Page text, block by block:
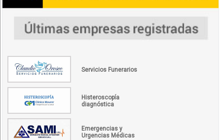
Servicios Funerarios
Histeroscopía
diagnóstica
Emergencias y
Urgencias Médicas